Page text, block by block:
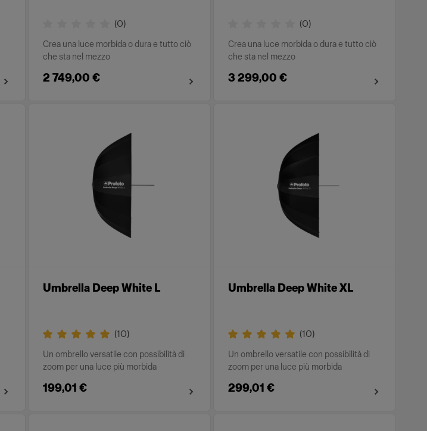
(0)
Crea una luce morbida o dura e tutto ciò
che sta nel mezzo
2 749,00 €
(0)
Crea una luce morbida o dura e tutto ciò
che sta nel mezzo
3 299,00 €
Umbrella Deep White L
(10)
Un ombrello versatile con possibilità di
zoom per una luce più morbida
199,01 €
Umbrella Deep White XL
(10)
Un ombrello versatile con possibilità di
zoom per una luce più morbida
299,01 €